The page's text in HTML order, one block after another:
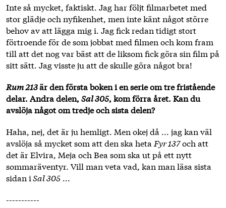
Inte så mycket, faktiskt. Jag har följt filmarbetet med
stor glädje och nyfikenhet, men inte känt något större
behov av att lägga mig i. Jag fick redan tidigt stort
förtroende för de som jobbat med filmen och kom fram
till att det nog var bäst att de liksom fick göra sin film på
sitt sätt. Jag visste ju att de skulle göra något bra!
Rum 213är den första boken i en serie om tre fristående
delar. Andra delen, Sal 305, kom förra året. Kan du
avslöja något om tredje och sista delen?
Haha, nej, det är ju hemligt. Men okej då ... jag kan väl
avslöja så mycket som att den ska heta Fyr 137och att
det är Elvira, Meja och Bea som ska ut på ett nytt
sommaräventyr. Vill man veta vad, kan man läsa sista
sidan iSal 305 ...
-----------